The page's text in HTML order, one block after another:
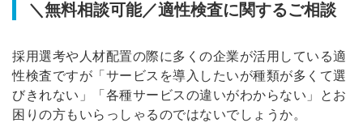
＼無料相談可能／適性検査に関するご相談
採用選考や人材配置の際に多くの企業が活用している適
性検査ですが「サービスを導入したいが種類が多くて選
びきれない」「各種サービスの違いがわからない」とお
困りの方もいらっしゃるのではないでしょうか。